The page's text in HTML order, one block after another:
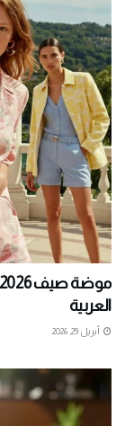
العربية
أبريل 29, 2026